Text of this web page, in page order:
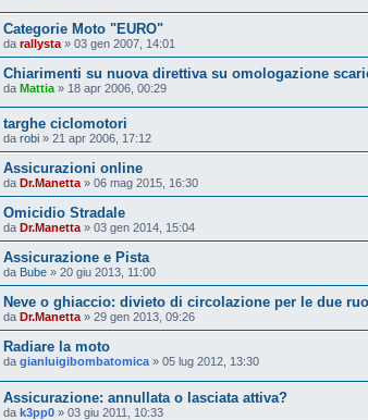
Categorie Moto "EURO"
da rallysta » 03 gen 2007, 14:01
Chiarimenti su nuova direttiva su omologazione
da Mattia » 18 apr 2006, 00:29
targhe ciclomotori
da robi » 21 apr 2006, 17:12
Assicurazioni online
da Dr.Manetta » 06 mag 2015, 16:30
Omicidio Stradale
da Dr.Manetta » 03 gen 2014, 15:04
Assicurazione e Pista
da Bube » 20 giu 2013, 11:00
Neve o ghiaccio: divieto di circolazione per le due
da Dr.Manetta » 29 gen 2013, 09:26
Radiare la moto
da gianluigibombatomica » 05 lug 2012, 13:30
Assicurazione: annullata o lasciata attiva?
da k3pp0 » 03 giu 2011, 10:33